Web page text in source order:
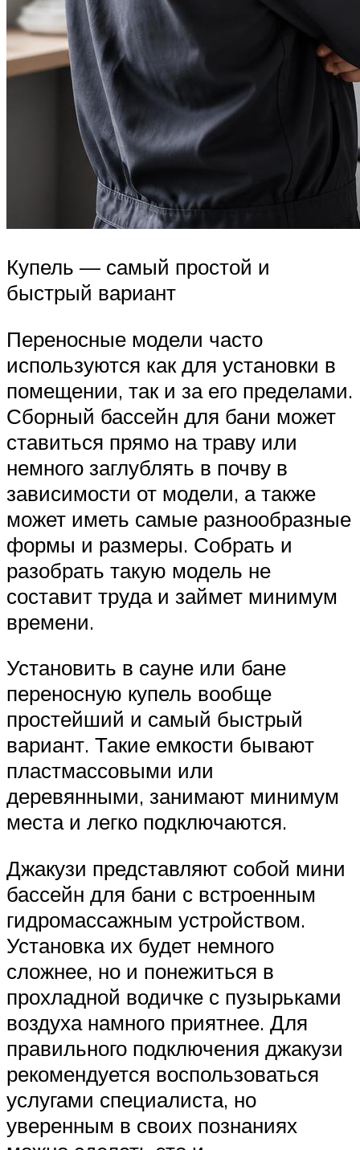
Купель — самый простой и
быстрый вариант
Переносные модели часто
используются как для установки в
помещении, так и за его пределами.
Сборный бассейн для бани может
ставиться прямо на траву или
немного заглублять в почву в
зависимости от модели, а также
может иметь самые разнообразные
формы и размеры. Собрать и
разобрать такую модель не
составит труда и займет минимум
времени.
Установить в сауне или бане
переносную купель вообще
простейший и самый быстрый
вариант. Такие емкости бывают
пластмассовыми или
деревянными, занимают минимум
места и легко подключаются.
Джакузи представляют собой мини
бассейн для бани с встроенным
гидромассажным устройством.
Установка их будет немного
сложнее, но и понежиться в
прохладной водичке с пузырьками
воздуха намного приятнее. Для
правильного подключения джакузи
рекомендуется воспользоваться
услугами специалиста, но
уверенным в своих познаниях